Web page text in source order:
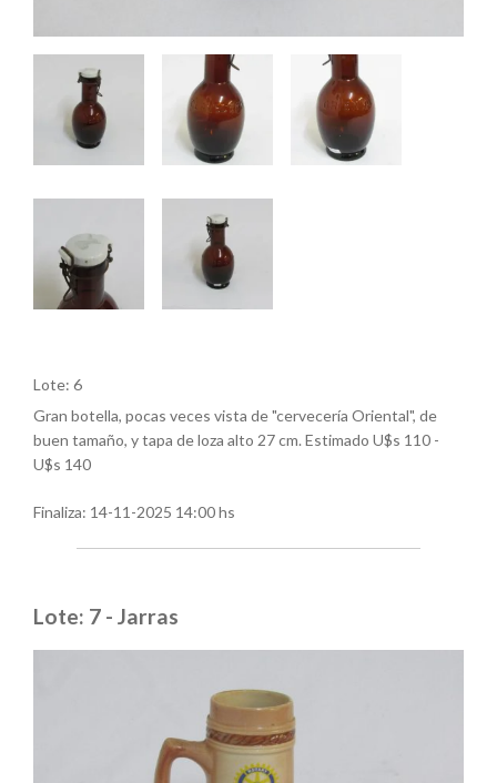
Lote: 6
Gran botella, pocas veces vista de "cervecería Oriental", de
buen tamaño, y tapa de loza alto 27 cm. Estimado U$s 110 -
U$s 140
Finaliza: 14-11-2025 14:00 hs
Lote: 7 - Jarras